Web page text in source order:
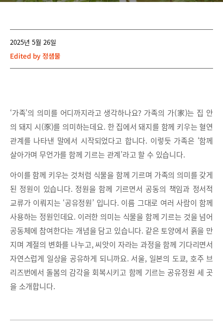
2025년 5월 26일
Edited by 정샘물
‘가족’의 의미를 어디까지라고 생각하나요? 가족의 가(家)는 집 안
의 돼지 시(豕)를 의미하는데요. 한 집에서 돼지를 함께 키우는 혈연
관계를 나타낸 말에서 시작되었다고 합니다. 이렇듯 가족은 ‘함께
살아가며 무언가를 함께 기르는 관계’라고 할 수 있습니다.
아이를 함께 키우는 것처럼 식물을 함께 기르며 가족의 의미를 갖게
된 정원이 있습니다. 정원을 함께 기르면서 공동의 책임과 정서적
교류가 이뤄지는 ‘공유정원’ 입니다. 이름 그대로 여러 사람이 함께
사용하는 정원인데요. 이러한 의미는 식물을 함께 기르는 것을 넘어
공동체에 참여한다는 개념을 담고 있습니다. 같은 토양에서 흙을 만
지며 계절의 변화를 나누고, 씨앗이 자라는 과정을 함께 기다리면서
자연스럽게 일상을 공유하게 되니까요. 서울, 일본의 도쿄, 호주 브
리즈번에서 돌봄의 감각을 회복시키고 함께 기르는 공유정원 세 곳
을 소개합니다.